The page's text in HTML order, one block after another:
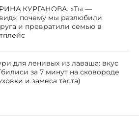
КУРГАНОВА. «Ты —
почему мы разлюбили
и превратили семью в
для ленивых из лаваша: вкус
за 7 минут на сковороде
и замеса теста)